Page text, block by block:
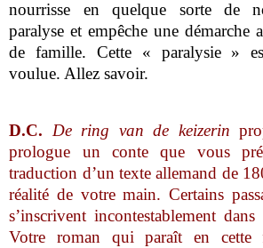
nourrisse en quelque sorte de
paralyse et empêche une démarche
de famille. Cette « paralysie »
voulue. Allez savoir.
D.C. De ring van de keizerin
prologue un conte que vous
traduction d’un texte allemand de
réalité de votre main. Certains
s’inscrivent incontestablement
Votre roman qui paraît en cette